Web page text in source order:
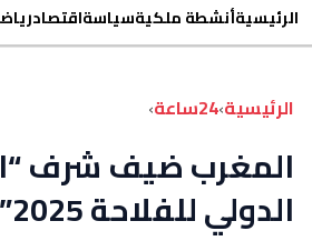
الرئيسيةأنشطة ملكيةسياسةاقتصاد
الرئيسية›24ساعة ›
المغرب ضيف شرف
الدولي للفلاحة 2025” في باريس